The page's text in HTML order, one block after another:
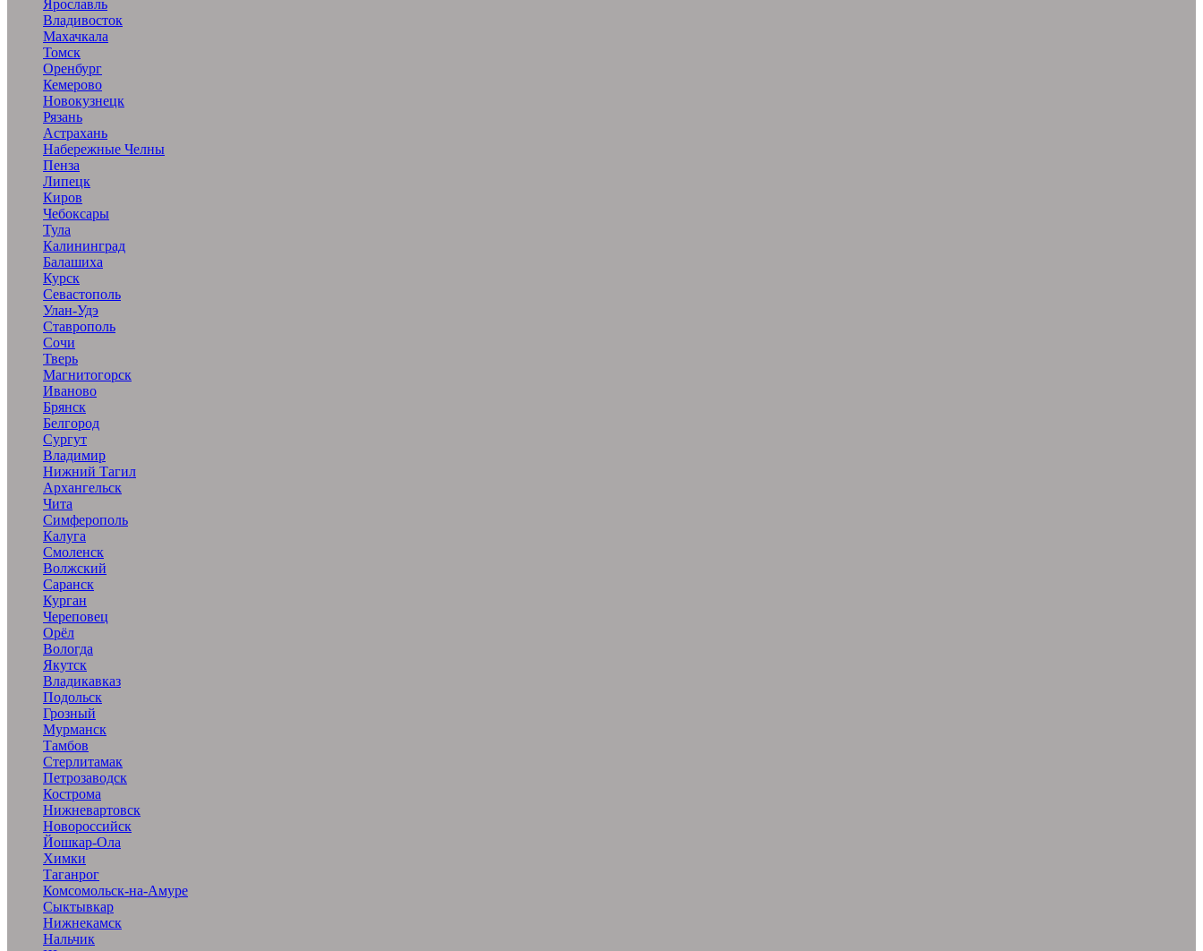
Ярославль
Владивосток
Махачкала
Томск
Оренбург
Кемерово
Новокузнецк
Рязань
Астрахань
Набережные Челны
Пенза
Липецк
Киров
Чебоксары
Тула
Калининград
Балашиха
Курск
Севастополь
Улан-Удэ
Ставрополь
Сочи
Тверь
Магнитогорск
Иваново
Брянск
Белгород
Сургут
Владимир
Нижний Тагил
Архангельск
Чита
Симферополь
Калуга
Смоленск
Волжский
Саранск
Курган
Череповец
Орёл
Вологда
Якутск
Владикавказ
Подольск
Грозный
Мурманск
Тамбов
Стерлитамак
Петрозаводск
Кострома
Нижневартовск
Новороссийск
Йошкар-Ола
Химки
Таганрог
Комсомольск-на-Амуре
Сыктывкар
Нижнекамск
Нальчик